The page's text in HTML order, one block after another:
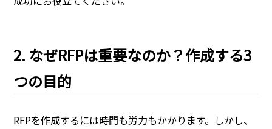
2. なぜRFPは重要なのか？作成する3
つの目的
RFPを作成するには時間も労力もかかります。しかし、